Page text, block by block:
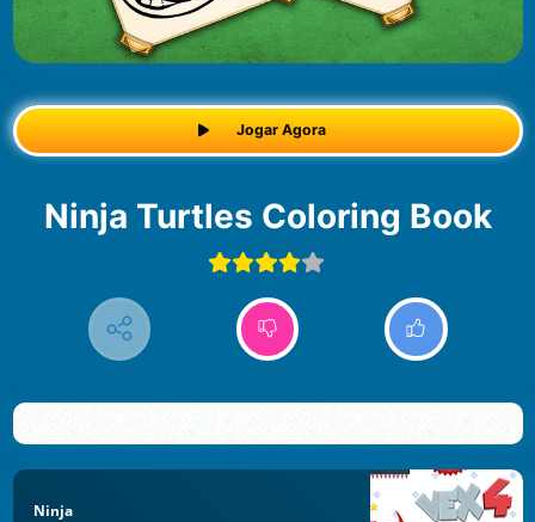
Jogar Agora
Ninja Turtles Coloring Book
Ninja